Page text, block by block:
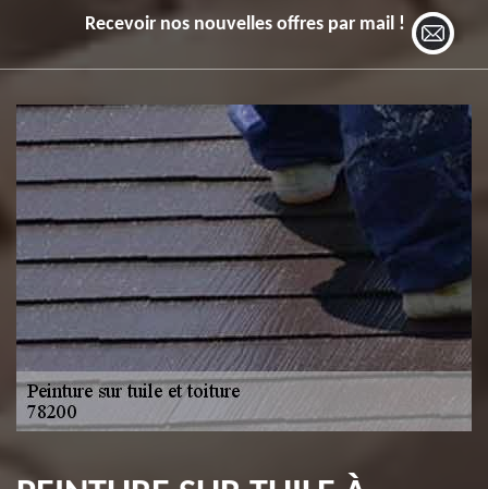
Recevoir nos nouvelles offres par mail !